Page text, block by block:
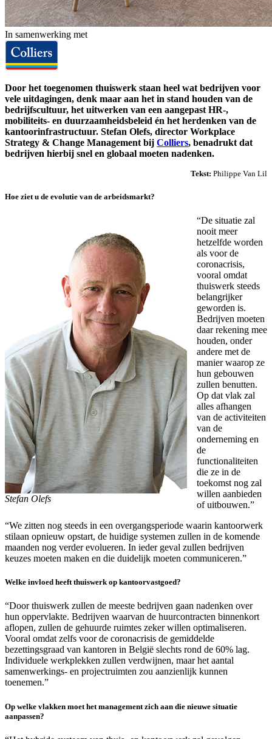
In samenwerking met
Door het toegenomen thuiswerk staan heel wat bedrijven voor
vele uitdagingen, denk maar aan het in stand houden van de
bedrijfscultuur, het uitwerken van een aangepast HR-,
mobiliteits- en duurzaamheidsbeleid én het herdenken van de
kantoorinfrastructuur. Stefan Olefs, director Workplace
Strategy & Change Management bij Colliers, benadrukt dat
bedrijven hierbij snel en globaal moeten nadenken.
Tekst: Philippe Van Lil
Hoe ziet u de evolutie van de arbeidsmarkt?
Stefan Olefs
“De situatie zal
nooit meer
hetzelfde worden
als voor de
coronacrisis,
vooral omdat
thuiswerk steeds
belangrijker
geworden is.
Bedrijven moeten
daar rekening mee
houden, onder
andere met de
manier waarop ze
hun gebouwen
zullen benutten.
Op dat vlak zal
alles afhangen
van de activiteiten
van de
onderneming en
de
functionaliteiten
die ze in de
toekomst nog zal
willen aanbieden
of uitbouwen.”
“We zitten nog steeds in een overgangsperiode waarin kantoorwerk
stilaan opnieuw opstart, de huidige systemen zullen in de komende
maanden nog verder evolueren. In ieder geval zullen bedrijven
keuzes moeten maken en die duidelijk moeten communiceren.”
Welke invloed heeft thuiswerk op kantoorvastgoed?
“Door thuiswerk zullen de meeste bedrijven gaan nadenken over
hun oppervlakte. Bedrijven waarvan de huurcontracten binnenkort
aflopen, zullen de gehuurde ruimtes zeker willen optimaliseren.
Vooral omdat zelfs voor de coronacrisis de gemiddelde
bezettingsgraad van kantoren in België slechts rond de 60% lag.
Individuele werkplekken zullen verdwijnen, maar het aantal
samenwerkings- en projectruimten zou aanzienlijk kunnen
toenemen.”
Op welke vlakken moet het management zich aan die nieuwe situatie
aanpassen?